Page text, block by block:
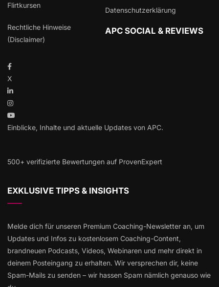
Flirtkursen
Datenschutzerklärung
Rechtliche Hinweise
(Disclaimer)
APC SOCIAL & REVIEWS
X
Einblicke, Inhalte und aktuelle Updates von APC.
500+ verifizierte Bewertungen auf ProvenExpert
EXKLUSIVE TIPPS & INSIGHTS
Melde dich für unseren Premium Coaching-Newsletter an, um
Updates und Infos zu kostenlosem Coaching-Content,
brandneuen Podcasts, Videos, Webinaren und mehr direkt in
deinem Posteingang zu erhalten. Wir versprechen dir, keine
Spam-Mails zu senden – wir hassen Spam nämlich genauso wie